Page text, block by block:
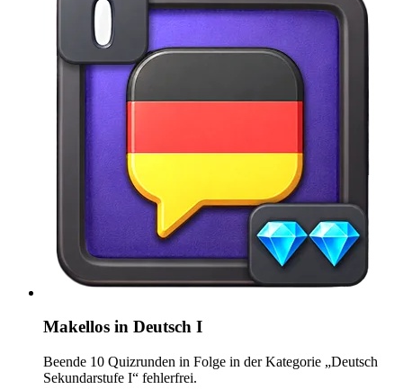
Makellos in Deutsch I
Beende 10 Quizrunden in Folge in der Kategorie „Deutsch
Sekundarstufe I“ fehlerfrei.